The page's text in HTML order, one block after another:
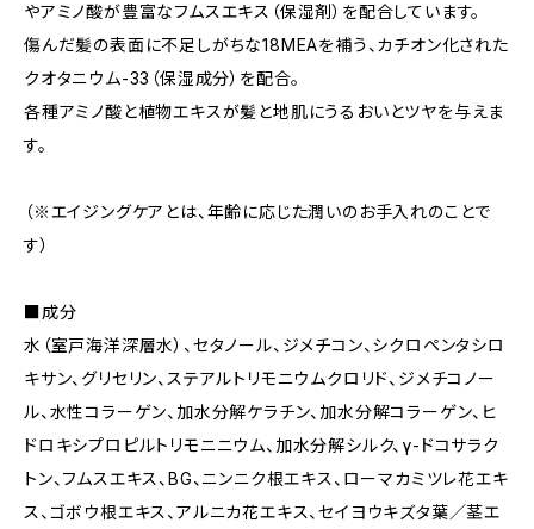
やアミノ酸が豊富なフムスエキス（保湿剤）を配合しています。
傷んだ髪の表面に不足しがちな18MEAを補う、カチオン化された
クオタニウム-33（保湿成分）を配合。
各種アミノ酸と植物エキスが髪と地肌にうるおいとツヤを与えま
す。
（※エイジングケアとは、年齢に応じた潤いのお手入れのことで
す）
■成分
水（室戸海洋深層水）、セタノール、ジメチコン、シクロペンタシロ
キサン、グリセリン、ステアルトリモニウムクロリド、ジメチコノー
ル、水性コラーゲン、加水分解ケラチン、加水分解コラーゲン、ヒ
ドロキシプロピルトリモニニウム、加水分解シルク、γ-ドコサラク
トン、フムスエキス、BG、ニンニク根エキス、ローマカミツレ花エキ
ス、ゴボウ根エキス、アルニカ花エキス、セイヨウキズタ葉／茎エ